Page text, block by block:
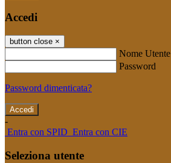
Accedi
button close ×
Nome Utente
Password
Password dimenticata?
-
Entra con SPID Entra con CIE
Seleziona utente